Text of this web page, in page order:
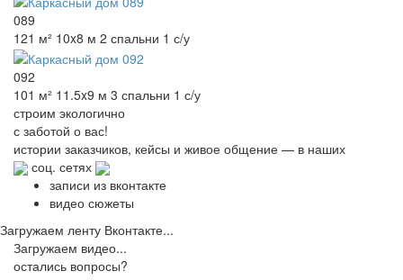
089
121 м² 10x8 м 2 спальни 1 с/у
092
101 м² 11.5x9 м 3 спальни 1 с/у
строим экологично
с заботой о вас!
истории заказчиков, кейсы и живое общение — в наших
соц. сетях
записи из вконтакте
видео сюжеты
Загружаем ленту Вконтакте...
Загружаем видео...
остались вопросы?